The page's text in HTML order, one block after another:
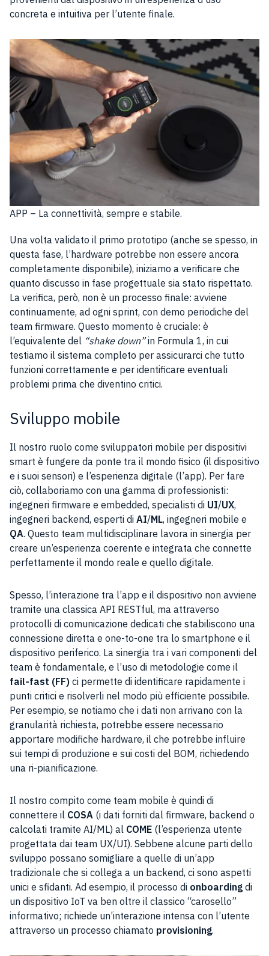
concreta e intuitiva per l’utente finale.
APP – La connettività, sempre e stabile.
Una volta validato il primo prototipo (anche se spesso, in
questa fase, l’hardware potrebbe non essere ancora
completamente disponibile), iniziamo a verificare che
quanto discusso in fase progettuale sia stato rispettato.
La verifica, però, non è un processo finale: avviene
continuamente, ad ogni sprint, con demo periodiche del
team firmware. Questo momento è cruciale: è
l’equivalente del “shake down”in Formula 1, in cui
testiamo il sistema completo per assicurarci che tutto
funzioni correttamente e per identificare eventuali
problemi prima che diventino critici.
Sviluppo mobile
Il nostro ruolo come sviluppatori mobile per dispositivi
smart è fungere da ponte tra il mondo fisico (il dispositivo
e i suoi sensori) e l’esperienza digitale (l’app). Per fare
ciò, collaboriamo con una gamma di professionisti:
ingegneri firmware e embedded, specialisti di UI/UX,
ingegneri backend, esperti di AI/ML, ingegneri mobile e
QA. Questo team multidisciplinare lavora in sinergia per
creare un’esperienza coerente e integrata che connette
perfettamente il mondo reale e quello digitale.
Spesso, l’interazione tra l’app e il dispositivo non avviene
tramite una classica API RESTful, ma attraverso
protocolli di comunicazione dedicati che stabiliscono una
connessione diretta e one-to-one tra lo smartphone e il
dispositivo periferico. La sinergia tra i vari componenti del
team è fondamentale, e l’uso di metodologie come il
fail-fast (FF) ci permette di identificare rapidamente i
punti critici e risolverli nel modo più efficiente possibile.
Per esempio, se notiamo che i dati non arrivano con la
granularità richiesta, potrebbe essere necessario
apportare modifiche hardware, il che potrebbe influire
sui tempi di produzione e sui costi del BOM, richiedendo
una ri-pianificazione.
Il nostro compito come team mobile è quindi di
connettere il COSA (i dati forniti dal firmware, backend o
calcolati tramite AI/ML) al COME (l’esperienza utente
progettata dai team UX/UI). Sebbene alcune parti dello
sviluppo possano somigliare a quelle di un’app
tradizionale che si collega a un backend, ci sono aspetti
unici e sfidanti. Ad esempio, il processo di onboarding di
un dispositivo IoT va ben oltre il classico “carosello”
informativo; richiede un’interazione intensa con l’utente
attraverso un processo chiamato provisioning.